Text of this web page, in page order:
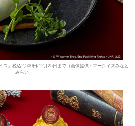
ス」税込2,500円/12月25日まで（画像提供：マークイズみなと
みらい）